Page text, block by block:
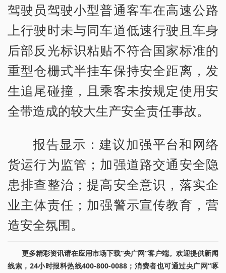
驾驶员驾驶小型普通客车在高速公路
上行驶时未与同车道低速行驶且车身
后部反光标识粘贴不符合国家标准的
重型仓栅式半挂车保持安全距离，发
生追尾碰撞，且乘客未按规定使用安
全带造成的较大生产安全责任事故。
报告显示：建议加强平台和网络
货运行为监管；加强道路交通安全隐
患排查整治；提高安全意识，落实企
业主体责任；加强警示宣传教育，营
造安全氛围。
更多精彩资讯请在应用市场下载“央广网”客户端。欢迎提供新闻
线索，24小时报料热线400-800-0088；消费者也可通过央广网“啄